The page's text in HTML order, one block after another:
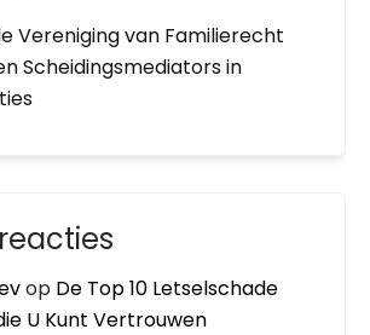
Vereniging van Familierecht
Scheidingsmediators in
op De Top 10 Letselschade
U Kunt Vertrouwen